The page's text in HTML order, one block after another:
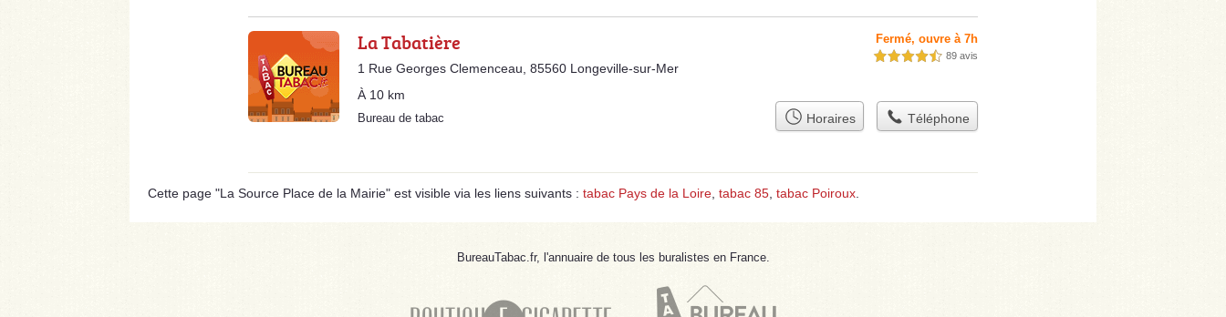
La Tabatière
1 Rue Georges Clemenceau, 85560 Longeville-sur-Mer
À 10 km
Fermé, ouvre à 7h
4,5 étoiles sur 5 89 avis
Bureau de tabac Horaires Téléphone
Cette page "La Source Place de la Mairie" est visible via les liens suivants : tabac Pays de la Loire, tabac 85, tabac Poiroux.
BureauTabac.fr, l'annuaire de tous les buralistes en France.